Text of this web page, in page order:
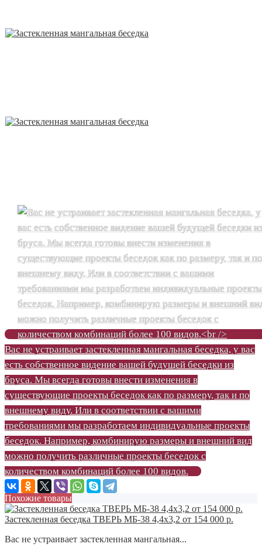
Вас не устраивает застекленная мангальная беседка, у вас
есть собственное видение вашей будущей беседки из
бруса. Мы всегда готовы внести изменения в
существующие проекты беседок как по размеру, так и по
внешнему виду. Или в соответствии с вашими
требованиями мы разработаем индивидуальные проекты
беседок. Например, комбинирую размеры и внешний вид
можно получить различные проекты беседок с
количеством комбинаций более 100 видов.
Похожие товары
Застекленная беседка ТВЕРЬ МБ-38 4,4х3,2 от 154 000 р.
Вас не устраивает застекленная мангальная...